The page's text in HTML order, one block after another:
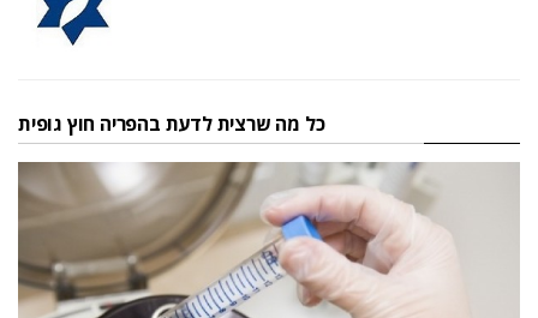
כל מה שרצית לדעת בהפריה חוץ גופית